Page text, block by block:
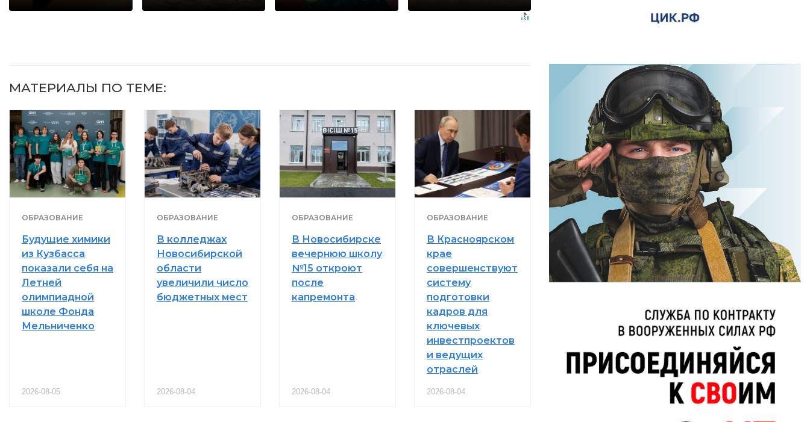
МАТЕРИАЛЫ ПО ТЕМЕ:
ОБРАЗОВАНИЕ
Будущие химики
из Кузбасса
показали себя на
Летней
олимпиадной
школе Фонда
Мельниченко
2026-08-05
ОБРАЗОВАНИЕ
В колледжах
Новосибирской
области
увеличили число
бюджетных мест
2026-08-04
ОБРАЗОВАНИЕ
В Новосибирске
вечернюю школу
№15 откроют
после
капремонта
2026-08-04
ОБРАЗОВАНИЕ
В Красноярском
крае
совершенствуют
систему
подготовки
кадров для
ключевых
инвестпроектов
и ведущих
отраслей
2026-08-04